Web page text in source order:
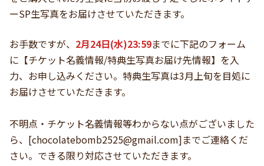
ーSP生写真をお届けさせていただきます。
お手数ですが、 2月24日(水)23:59までに下記のフォーム
に【チケット名義情報/特典生写真お届け先情報】を入
力、お申し込みください。特典生写真は3月上旬を目処に
お届けさせていただきます。
不明点・チケット名義情報等わからない点がございました
ら、[chocolatebomb2525@gmail.com]までご連絡くだ
さい。できる限り対応させていただきます。